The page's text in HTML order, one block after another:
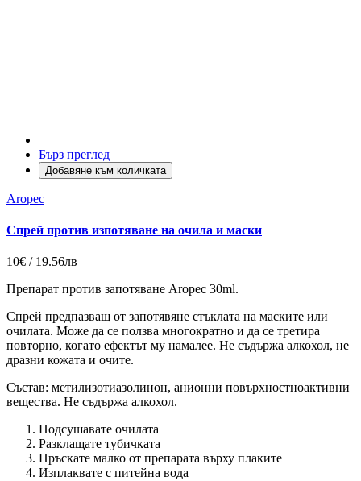
Бърз преглед
Добавяне към количката
Aropec
Спрей против изпотяване на очила и маски
10€ / 19.56лв
Препарат против зaпотяване Aropec 30ml.
Спрей предпазващ от запотявяне стъклата на маските или
очилата. Може да се ползва многократно и да се третира
повторно, когато ефектът му намалее. Не съдържа алкохол, не
дразни кожата и очите.
Състав: метилизотиазолинон, анионни повърхностноактивни
вещества. Не съдържа алкохол.
Подсушавате очилата
Разклащате тубичката
Пръскате малко от препарата върху плаките
Изплаквате с питейна вода